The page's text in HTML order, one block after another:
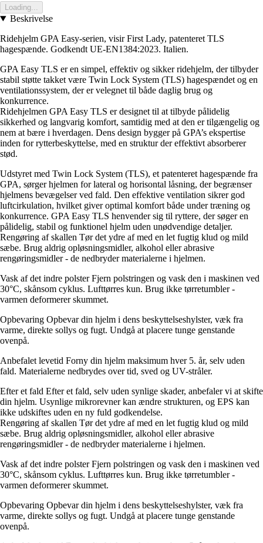
Loading...
Beskrivelse
Ridehjelm GPA Easy-serien, visir First Lady, patenteret TLS
hagespænde. Godkendt UE-EN1384:2023. Italien.
GPA Easy TLS er en simpel, effektiv og sikker ridehjelm, der tilbyder
stabil støtte takket være Twin Lock System (TLS) hagespændet og en
ventilationssystem, der er velegnet til både daglig brug og
konkurrence.
Ridehjelmen GPA Easy TLS er designet til at tilbyde pålidelig
sikkerhed og langvarig komfort, samtidig med at den er tilgængelig og
nem at bære i hverdagen. Dens design bygger på GPA’s ekspertise
inden for rytterbeskyttelse, med en struktur der effektivt absorberer
stød.
Udstyret med Twin Lock System (TLS), et patenteret hagespænde fra
GPA, sørger hjelmen for lateral og horisontal låsning, der begrænser
hjelmens bevægelser ved fald. Den effektive ventilation sikrer god
luftcirkulation, hvilket giver optimal komfort både under træning og
konkurrence. GPA Easy TLS henvender sig til ryttere, der søger en
pålidelig, stabil og funktionel hjelm uden unødvendige detaljer.
Rengøring af skallen Tør det ydre af med en let fugtig klud og mild
sæbe. Brug aldrig opløsningsmidler, alkohol eller abrasive
rengøringsmidler - de nedbryder materialerne i hjelmen.
Vask af det indre polster Fjern polstringen og vask den i maskinen ved
30°C, skånsom cyklus. Lufttørres kun. Brug ikke tørretumbler -
varmen deformerer skummet.
Opbevaring Opbevar din hjelm i dens beskyttelseshylster, væk fra
varme, direkte sollys og fugt. Undgå at placere tunge genstande
ovenpå.
Anbefalet levetid Forny din hjelm maksimum hver 5. år, selv uden
fald. Materialerne nedbrydes over tid, sved og UV-stråler.
Efter et fald Efter et fald, selv uden synlige skader, anbefaler vi at skifte
din hjelm. Usynlige mikrorevner kan ændre strukturen, og EPS kan
ikke udskiftes uden en ny fuld godkendelse.
Rengøring af skallen Tør det ydre af med en let fugtig klud og mild
sæbe. Brug aldrig opløsningsmidler, alkohol eller abrasive
rengøringsmidler - de nedbryder materialerne i hjelmen.
Vask af det indre polster Fjern polstringen og vask den i maskinen ved
30°C, skånsom cyklus. Lufttørres kun. Brug ikke tørretumbler -
varmen deformerer skummet.
Opbevaring Opbevar din hjelm i dens beskyttelseshylster, væk fra
varme, direkte sollys og fugt. Undgå at placere tunge genstande
ovenpå.